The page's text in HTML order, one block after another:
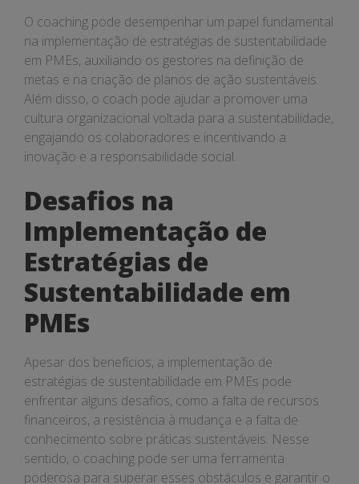
O coaching pode desempenhar um papel fundamental
na implementação de estratégias de sustentabilidade
em PMEs, auxiliando os gestores na definição de
metas e na criação de planos de ação sustentáveis.
Além disso, o coach pode ajudar a promover uma
cultura organizacional voltada para a sustentabilidade,
engajando os colaboradores e incentivando a
inovação e a responsabilidade social.
Desafios na
Implementação de
Estratégias de
Sustentabilidade em
PMEs
Apesar dos benefícios, a implementação de
estratégias de sustentabilidade em PMEs pode
enfrentar alguns desafios, como a falta de recursos
financeiros, a resistência à mudança e a falta de
conhecimento sobre práticas sustentáveis. Nesse
sentido, o coaching pode ser uma ferramenta
poderosa para superar esses obstáculos e garantir o